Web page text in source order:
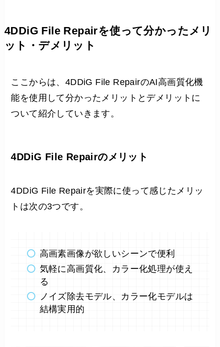
4DDiG File Repairを使って分かったメリ
ット・デメリット
ここからは、4DDiG File RepairのAI高画質化機
能を使用して分かったメリットとデメリットに
ついて紹介していきます。
4DDiG File Repairのメリット
4DDiG File Repairを実際に使って感じたメリッ
トは次の3つです。
高画素画像が欲しいシーンで便利
気軽に高画質化、カラー化処理が使え
る
ノイズ除去モデル、カラー化モデルは
結構実用的